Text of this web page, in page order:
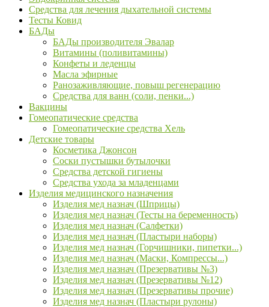
Средства для лечения дыхательной системы
Тесты Ковид
БАДы
БАДы производителя Эвалар
Витамины (поливитамины)
Конфеты и леденцы
Масла эфирные
Ранозаживляющие, повыш регенерацию
Средства для ванн (соли, пенки...)
Вакцины
Гомеопатические средства
Гомеопатические средства Хель
Детские товары
Косметика Джонсон
Соски пустышки бутылочки
Средства детской гигиены
Средства ухода за младенцами
Изделия медицинского назначения
Изделия мед назнач (Шприцы)
Изделия мед назнач (Тесты на беременность)
Изделия мед назнач (Салфетки)
Изделия мед назнач (Пластыри наборы)
Изделия мед назнач (Горчишники, пипетки...)
Изделия мед назнач (Маски, Компрессы...)
Изделия мед назнач (Презервативы №3)
Изделия мед назнач (Презервативы №12)
Изделия мед назнач (Презервативы прочие)
Изделия мед назнач (Пластыри рулоны)